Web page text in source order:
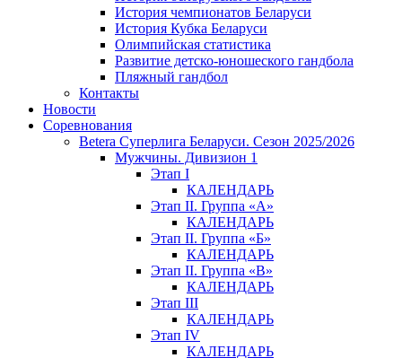
История чемпионатов Беларуси
История Кубка Беларуси
Олимпийская статистика
Развитие детско-юношеского гандбола
Пляжный гандбол
Контакты
Новости
Соревнования
Betera Суперлига Беларуси. Сезон 2025/2026
Мужчины. Дивизион 1
Этап I
КАЛЕНДАРЬ
Этап II. Группа «А»
КАЛЕНДАРЬ
Этап II. Группа «Б»
КАЛЕНДАРЬ
Этап II. Группа «В»
КАЛЕНДАРЬ
Этап III
КАЛЕНДАРЬ
Этап IV
КАЛЕНДАРЬ